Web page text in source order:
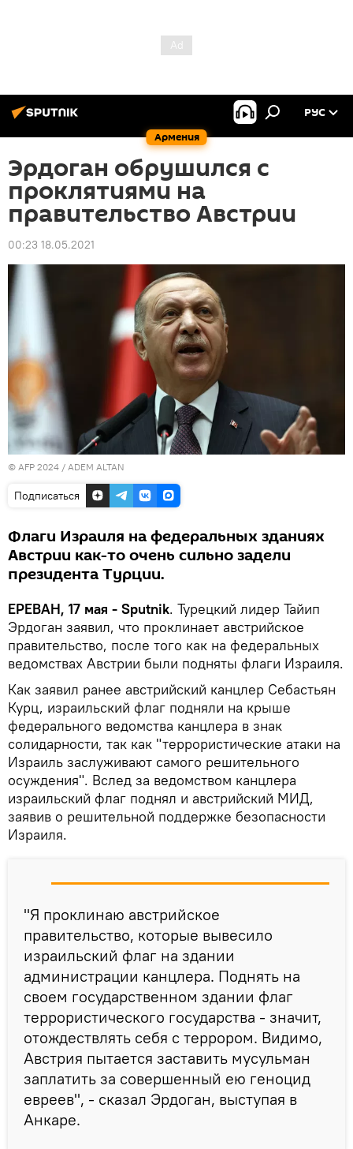
Армения
РУС
Эрдоган обрушился с
проклятиями на
правительство Австрии
00:23 18.05.2021
© AFP 2024 / ADEM ALTAN
Подписаться
Флаги Израиля на федеральных зданиях
Австрии как-то очень сильно задели
президента Турции.
ЕРЕВАН, 17 мая - Sputnik. Турецкий лидер Тайип
Эрдоган заявил, что проклинает австрийское
правительство, после того как на федеральных
ведомствах Австрии были подняты флаги Израиля.
Как заявил ранее австрийский канцлер Себастьян
Курц, израильский флаг подняли на крыше
федерального ведомства канцлера в знак
солидарности, так как "террористические атаки на
Израиль заслуживают самого решительного
осуждения". Вслед за ведомством канцлера
израильский флаг поднял и австрийский МИД,
заявив о решительной поддержке безопасности
Израиля.
"Я проклинаю австрийское
правительство, которые вывесило
израильский флаг на здании
администрации канцлера. Поднять на
своем государственном здании флаг
террористического государства - значит,
отождествлять себя с террором. Видимо,
Австрия пытается заставить мусульман
заплатить за совершенный ею геноцид
евреев", - сказал Эрдоган, выступая в
Анкаре.